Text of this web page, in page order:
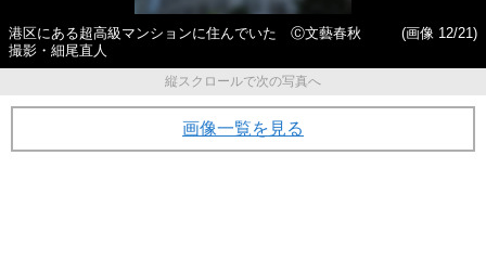
港区にある超高級マンションに住んでいた Ⓒ文藝春秋
撮影・細尾直人
(画像 12/21)
縦スクロールで次の写真へ
画像一覧を見る